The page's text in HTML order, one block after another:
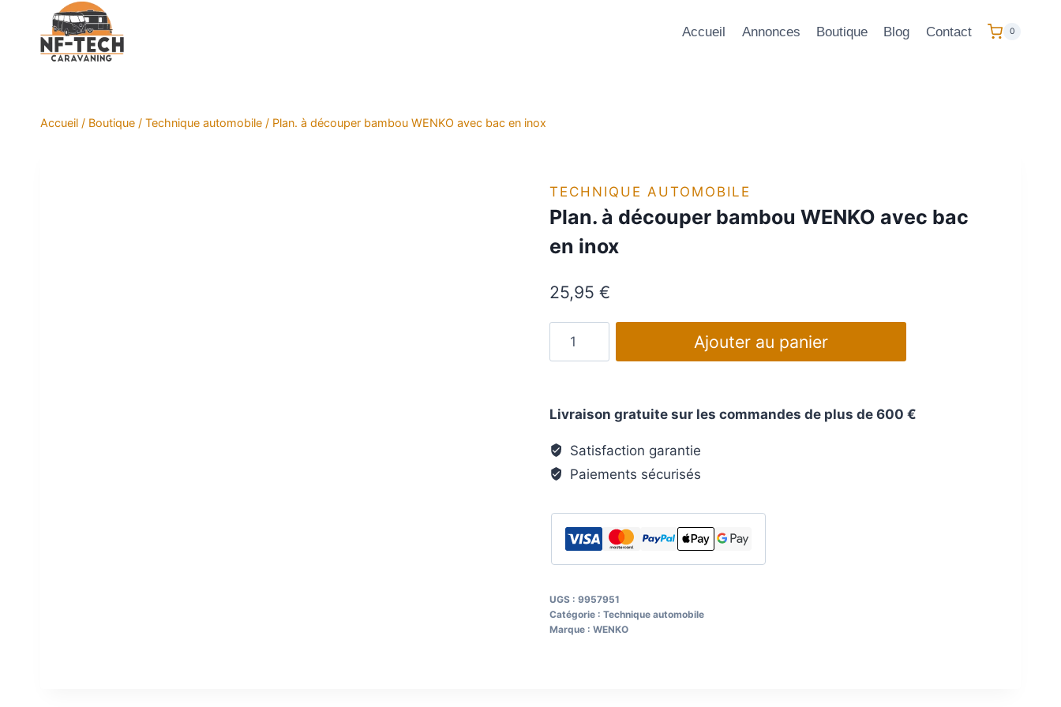
contenu
Accueil Annonces Boutique Blog Contact 0
Accueil / Boutique / Technique automobile / Plan. à découper bambou WENKO avec bac en inox
TECHNIQUE AUTOMOBILE
Plan. à découper bambou WENKO avec bac
en inox
25,95 €
découper
WENKO
avec
inox
Ajouter au panier
Livraison gratuite sur les commandes de plus de 600 €
Satisfaction garantie
Paiements sécurisés
UGS : 9957951
Catégorie : Technique automobile
Marque : WENKO